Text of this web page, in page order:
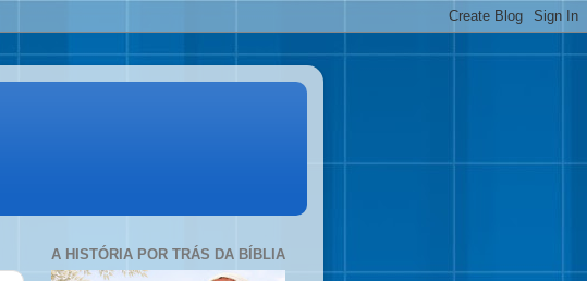
A HISTÓRIA POR TRÁS DA BÍBLIA